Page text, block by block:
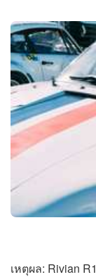
เหตุผล: Rivian